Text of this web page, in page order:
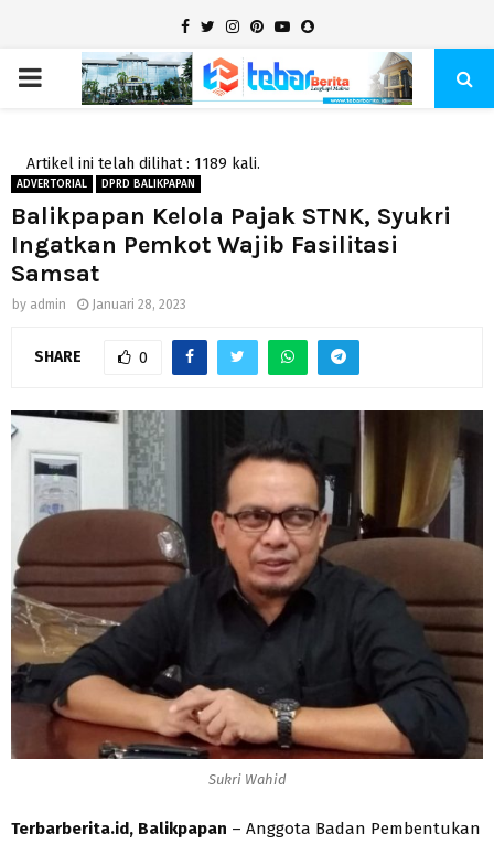
Facebook
TwitterInstagram
Pinterest
YoutubeSnapchat
PRIMARY
Artikel ini telah dilihat : 1189 kali.
ADVERTORIAL DPRD BALIKPAPAN
Balikpapan Kelola Pajak STNK, Syukri
Ingatkan Pemkot Wajib Fasilitasi
Samsat
by admin Januari 28, 2023
SHARE 0
Sukri Wahid
Terbarberita.id, Balikpapan – Anggota Badan Pembentukan